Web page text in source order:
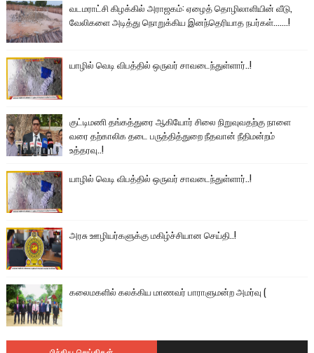
வடமராட்சி கிழக்கில் அராஜகம்: ஏழைத் தொழிலாளியின் வீடு,
வேலிகளை அடித்து நொறுக்கிய இனந்தெரியாத நபர்கள்.......!
யாழில் வெடி விபத்தில் ஒருவர் சாவடைந்துள்ளார்..!
குட்டிமணி தங்கத்துரை ஆகியோர் சிலை நிறுவுவதற்கு நாளை
வரை தற்காலிக தடை பருத்தித்துறை நீதவான் நீதிமன்றம்
உத்தரவு..!
யாழில் வெடி விபத்தில் ஒருவர் சாவடைந்துள்ளார்..!
அரசு ஊழியர்களுக்கு மகிழ்ச்சியான செய்தி..!
கலைமகளில் கலக்கிய மாணவர் பாராளுமன்ற அமர்வு (